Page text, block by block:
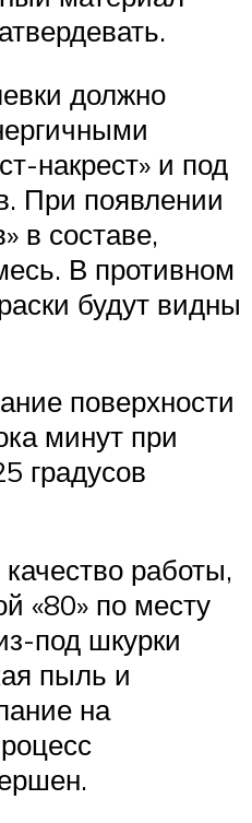
должно
накрест» и под
При появлении
в составе,
В противном
будут видны
поверхности
минут при
градусов
работы,
«80» по месту
под шкурки
пыль и
на